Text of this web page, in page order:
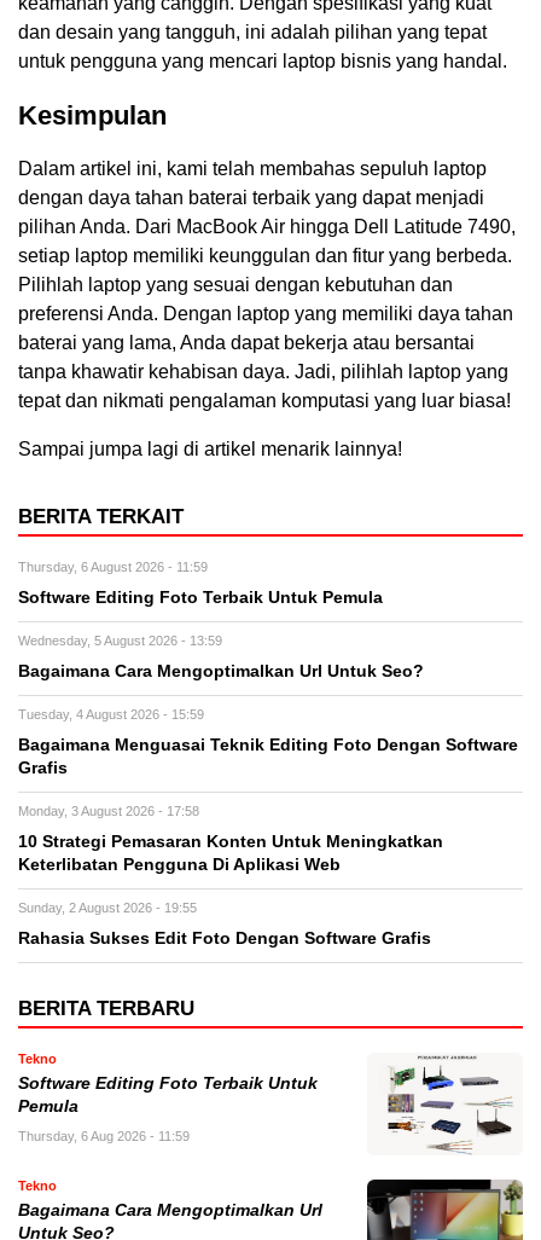
dan desain yang tangguh, ini adalah pilihan yang tepat
untuk pengguna yang mencari laptop bisnis yang handal.
Kesimpulan
Dalam artikel ini, kami telah membahas sepuluh laptop
dengan daya tahan baterai terbaik yang dapat menjadi
pilihan Anda. Dari MacBook Air hingga Dell Latitude 7490,
setiap laptop memiliki keunggulan dan fitur yang berbeda.
Pilihlah laptop yang sesuai dengan kebutuhan dan
preferensi Anda. Dengan laptop yang memiliki daya tahan
baterai yang lama, Anda dapat bekerja atau bersantai
tanpa khawatir kehabisan daya. Jadi, pilihlah laptop yang
tepat dan nikmati pengalaman komputasi yang luar biasa!
Sampai jumpa lagi di artikel menarik lainnya!
BERITA TERKAIT
Thursday, 6 August 2026 - 11:59
Software Editing Foto Terbaik Untuk Pemula
Wednesday, 5 August 2026 - 13:59
Bagaimana Cara Mengoptimalkan Url Untuk Seo?
Tuesday, 4 August 2026 - 15:59
Bagaimana Menguasai Teknik Editing Foto Dengan Software
Grafis
Monday, 3 August 2026 - 17:58
10 Strategi Pemasaran Konten Untuk Meningkatkan
Keterlibatan Pengguna Di Aplikasi Web
Sunday, 2 August 2026 - 19:55
Rahasia Sukses Edit Foto Dengan Software Grafis
BERITA TERBARU
Tekno
Software Editing Foto Terbaik Untuk
Pemula
Thursday, 6 Aug 2026 - 11:59
Tekno
Bagaimana Cara Mengoptimalkan Url
Untuk Seo?